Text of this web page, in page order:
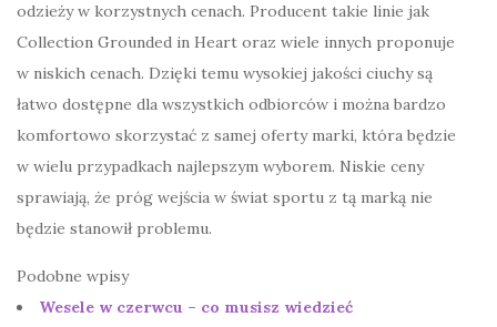
odzieży w korzystnych cenach. Producent takie linie jak
Collection Grounded in Heart oraz wiele innych proponuje
w niskich cenach. Dzięki temu wysokiej jakości ciuchy są
łatwo dostępne dla wszystkich odbiorców i można bardzo
komfortowo skorzystać z samej oferty marki, która będzie
w wielu przypadkach najlepszym wyborem. Niskie ceny
sprawiają, że próg wejścia w świat sportu z tą marką nie
będzie stanowił problemu.
Podobne wpisy
Wesele w czerwcu – co musisz wiedzieć